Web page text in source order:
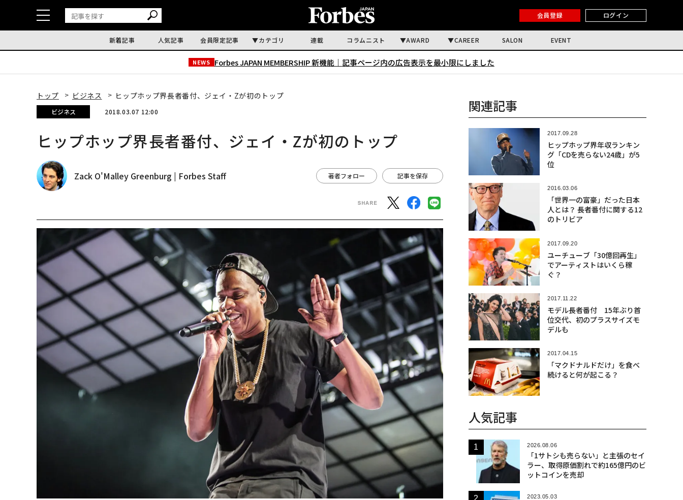
会員登録 ログイン
新着記事 人気記事 会員限定記事 カテゴリ 連載 コラムニスト AWARD CAREER SALON EVENT
NEWS Forbes JAPAN MEMBERSHIP 新機能｜ 記事ページ内の広告表示を最小限にしました
トップ ビジネス ヒップホップ界長者番付、ジェイ・Zが初のトップ
ビジネス 2018.03.07 12:00
ヒップホップ界長者番付、ジェイ・Zが初のトップ
Zack O'Malley Greenburg | Forbes Staff 著者フォロー 記事を保存
関連記事
2017.09.28
ヒップホップ界年収ランキン
グ「CDを売らない24歳」が5
位
2016.03.06
「世界一の富豪」だった日本
人とは？ 長者番付に関する12
のトリビア
2017.09.20
ユーチューブ「30億回再生」
でアーティストはいくら稼
ぐ？
2017.11.22
モデル長者番付 15年ぶり首
位交代、初のプラスサイズモ
デルも
2017.04.15
「マクドナルドだけ」を食べ
続けると何が起こる？
人気記事
2026.08.06
「1サトシも売らない」と主張のセイ
ラー、取得原価割れで約165億円のビ
ットコインを売却
2023.05.03